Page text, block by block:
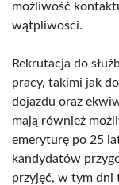
możliwość
wątpliwości.
Rekrutacja do
pracy, takimi jak
dojazdu oraz
mają również
emeryturę po 25
kandydatów
przyjęć, w tym dni